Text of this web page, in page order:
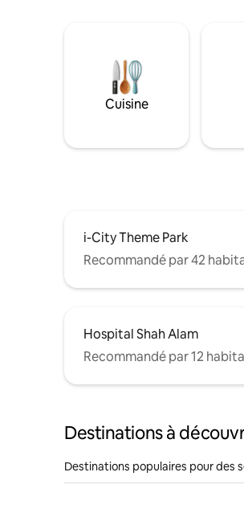
Cuisine
i-City Theme Park
Recommandé par 42
Hospital Shah Alam
Recommandé par 12
Destinations à
Destinations populaires pour des